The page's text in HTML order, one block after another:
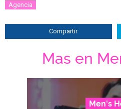
Agencia
Compartir
Mas en
Men's